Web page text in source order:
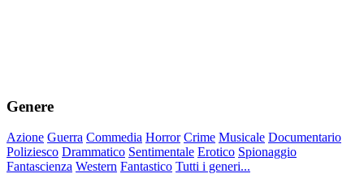
Genere
Azione Guerra Commedia Horror Crime Musicale Documentario
Poliziesco Drammatico Sentimentale Erotico Spionaggio
Fantascienza Western Fantastico Tutti i generi...